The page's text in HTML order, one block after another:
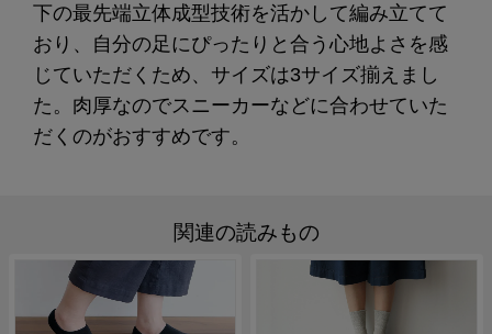
下の最先端立体成型技術を活かして編み立てて
おり、自分の足にぴったりと合う心地よさを感
じていただくため、サイズは3サイズ揃えまし
た。肉厚なのでスニーカーなどに合わせていた
だくのがおすすめです。
関連の読みもの